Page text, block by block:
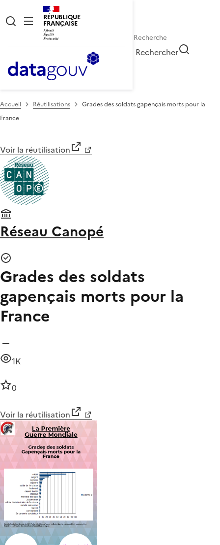
RÉPUBLIQUE
FRANÇAISE
Rechercher
Accueil Réutilisations
Grades des soldats gapençais morts pour la
France
Voir la réutilisation
Réseau Canopé
Grades des soldats
gapençais morts pour la
France
1K
0
Voir la réutilisation